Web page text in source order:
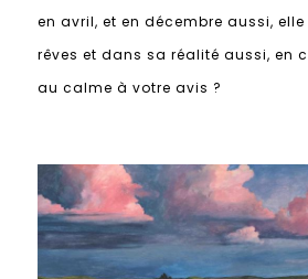
en avril, et en décembre aussi,
rêves et dans sa réalité aussi, en
au calme à votre avis ?